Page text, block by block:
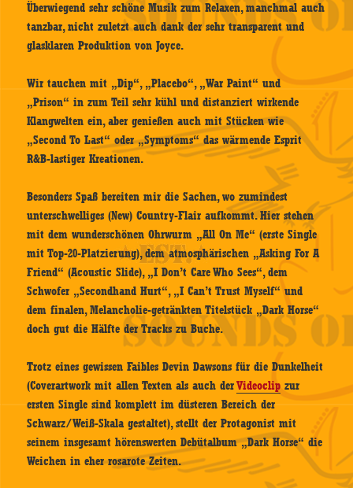
Überwiegend sehr schöne Musik zum Relaxen, manchmal auch
tanzbar, nicht zuletzt auch dank der sehr transparent und
glasklaren Produktion von Joyce.
Wir tauchen mit „Dip“, „Placebo“, „War Paint“ und
„Prison“ in zum Teil sehr kühl und distanziert wirkende
Klangwelten ein, aber genießen auch mit Stücken wie
„Second To Last“ oder „Symptoms“ das wärmende Esprit
R&B-lastiger Kreationen.
Besonders Spaß bereiten mir die Sachen, wo zumindest
unterschwelliges (New) Country-Flair aufkommt. Hier stehen
mit dem wunderschönen Ohrwurm „All On Me“ (erste Single
mit Top-20-Platzierung), dem atmosphärischen „Asking For A
Friend“ (Acoustic Slide), „I Don’t Care Who Sees“, dem
Schwofer „Secondhand Hurt“, „I Can’t Trust Myself“ und
dem finalen, Melancholie-getränkten Titelstück „Dark Horse“
doch gut die Hälfte der Tracks zu Buche.
Trotz eines gewissen Faibles Devin Dawsons für die Dunkelheit
(Coverartwork mit allen Texten als auch derVideoclip zur
ersten Single sind komplett im düsteren Bereich der
Schwarz/Weiß-Skala gestaltet), stellt der Protagonist mit
seinem insgesamt hörenswerten Debütalbum „Dark Horse“ die
Weichen in eher rosarote Zeiten.